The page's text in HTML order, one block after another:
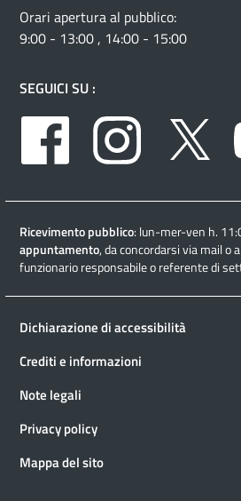
Orari apertura al pubblico:
9:00 - 13:00 , 14:00 - 15:00
SEGUICI SU :
Facebook
Instagram
Ricevimento pubblico: lun-mer-ven h.
appuntamento, da concordarsi via mail o
funzionario responsabile o referente di
Dichiarazione di accessibilità
Crediti e informazioni
Note legali
Privacy policy
Mappa del sito